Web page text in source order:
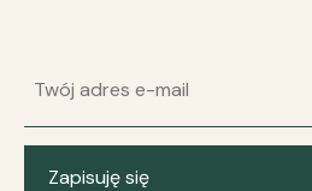
Zapisuję się